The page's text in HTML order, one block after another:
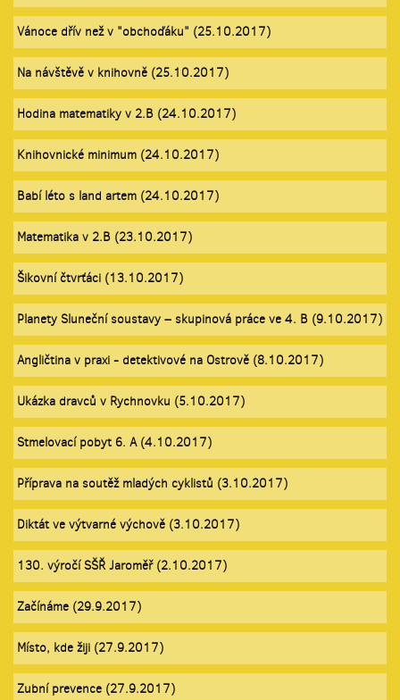
Vánoce dřív než v "obchoďáku" (25.10.2017)
Na návštěvě v knihovně (25.10.2017)
Hodina matematiky v 2.B (24.10.2017)
Knihovnické minimum (24.10.2017)
Babí léto s land artem (24.10.2017)
Matematika v 2.B (23.10.2017)
Šikovní čtvrťáci (13.10.2017)
Planety Sluneční soustavy – skupinová práce ve 4. B (9.10.2017)
Angličtina v praxi - detektivové na Ostrově (8.10.2017)
Ukázka dravců v Rychnovku (5.10.2017)
Stmelovací pobyt 6. A (4.10.2017)
Příprava na soutěž mladých cyklistů (3.10.2017)
Diktát ve výtvarné výchově (3.10.2017)
130. výročí SŠŘ Jaroměř (2.10.2017)
Začínáme (29.9.2017)
Místo, kde žiji (27.9.2017)
Zubní prevence (27.9.2017)